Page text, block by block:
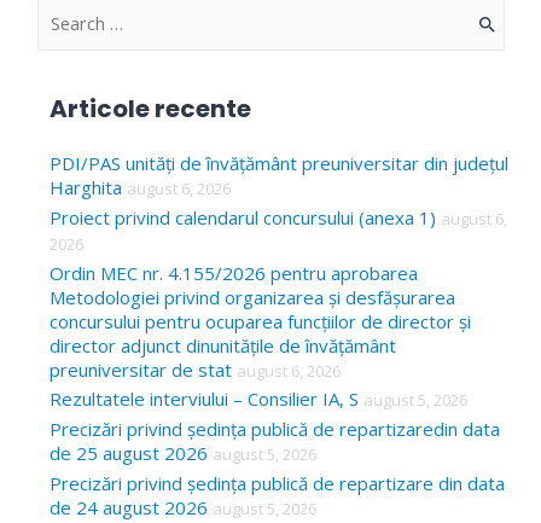
S
c
h
f
o
r
Articole recente
PDI/PAS unități de învățământ preuniversitar din județul
Harghita august 6, 2026
Proiect privind calendarul concursului (anexa 1) august 6,
2026
Ordin MEC nr. 4.155/2026 pentru aprobarea
Metodologiei privind organizarea și desfășurarea
concursului pentru ocuparea funcțiilor de director și
director adjunct dinunitățile de învățământ
preuniversitar de stat august 6, 2026
Rezultatele interviului – Consilier IA, S august 5, 2026
Precizări privind ședința publică de repartizaredin data
de 25 august 2026 august 5, 2026
Precizări privind ședința publică de repartizare din data
de 24 august 2026 august 5, 2026